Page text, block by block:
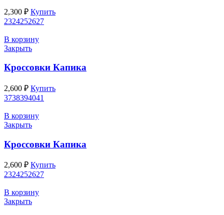
2,300 ₽ Купить
2324252627
В корзину
Закрыть
Кроссовки Капика
2,600 ₽ Купить
3738394041
В корзину
Закрыть
Кроссовки Капика
2,600 ₽ Купить
2324252627
В корзину
Закрыть